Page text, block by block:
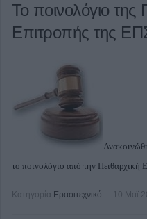
Το ποινολόγιο της
Επιτροπής της
το ποινολόγιο από την Πειθαρχική
Κατηγορία Ερασιτεχνικό 10 Μαϊ